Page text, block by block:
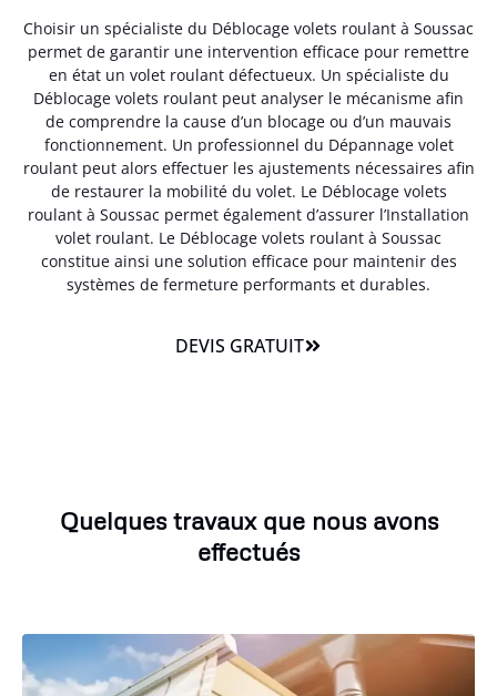
Choisir un spécialiste du Déblocage volets roulant à Soussac
permet de garantir une intervention efficace pour remettre
en état un volet roulant défectueux. Un spécialiste du
Déblocage volets roulant peut analyser le mécanisme afin
de comprendre la cause d’un blocage ou d’un mauvais
fonctionnement. Un professionnel du Dépannage volet
roulant peut alors effectuer les ajustements nécessaires afin
de restaurer la mobilité du volet. Le Déblocage volets
roulant à Soussac permet également d’assurer l’Installation
volet roulant. Le Déblocage volets roulant à Soussac
constitue ainsi une solution efficace pour maintenir des
systèmes de fermeture performants et durables.
DEVIS GRATUIT
Quelques travaux que nous avons
effectués